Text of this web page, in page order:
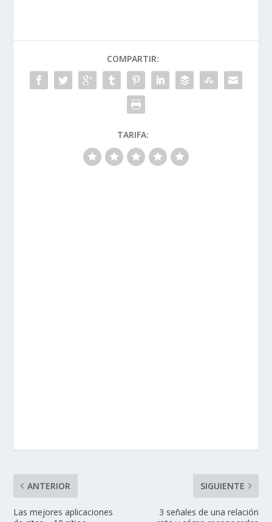
COMPARTIR:
TARIFA:
ANTERIOR
Las mejores aplicaciones
SIGUIENTE
3 señales de una relación